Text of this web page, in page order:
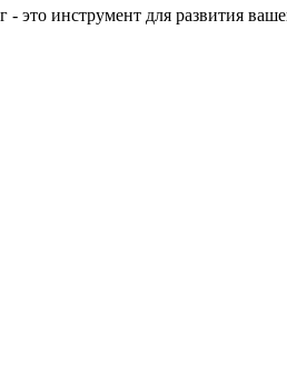
это инструмент для развития